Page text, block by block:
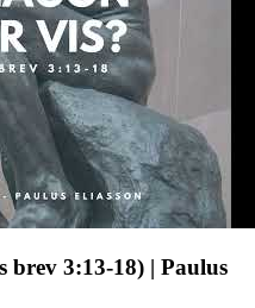
brev 3:13-18) | Paulus